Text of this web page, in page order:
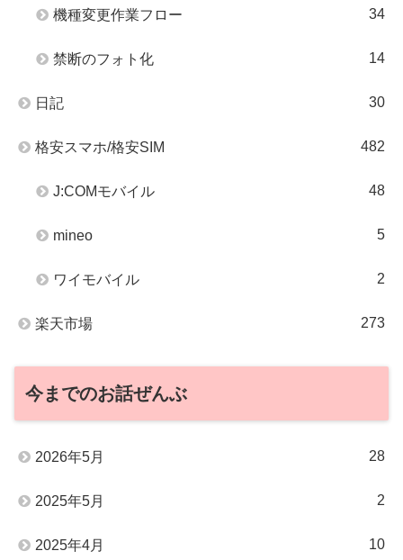
機種変更作業フロー 34
禁断のフォト化 14
日記 30
格安スマホ/格安SIM 482
J:COMモバイル 48
mineo 5
ワイモバイル 2
楽天市場 273
今までのお話ぜんぶ
2026年5月 28
2025年5月 2
2025年4月 10